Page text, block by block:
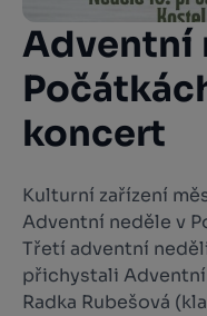
Adventní
koncert
Kulturní zařízení
Adventní neděle v
Třetí adventní
přichystali
Radka Rubešová